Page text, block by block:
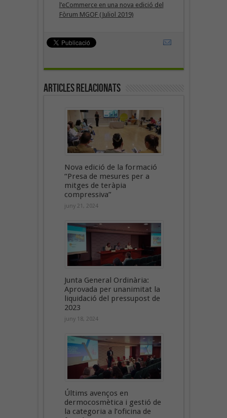
l’eCommerce en una nova edició del
Fòrum MGOF (Juliol 2019)
Articles Relacionats
Nova edició de la formació
“Presa de mesures per a
mitges de teràpia
compressiva”
juny 21, 2024
Junta General Ordinària:
Aprovada per unanimitat la
liquidació del pressupost de
2023
juny 18, 2024
Últims avenços en
dermocosmètica i gestió de
la categoria a l’oficina de